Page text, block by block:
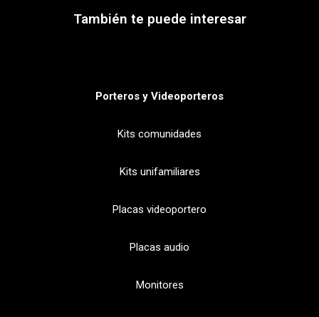
También te puede interesar
Porteros y Videoporteros
Kits comunidades
Kits unifamiliares
Placas videoportero
Placas audio
Monitores